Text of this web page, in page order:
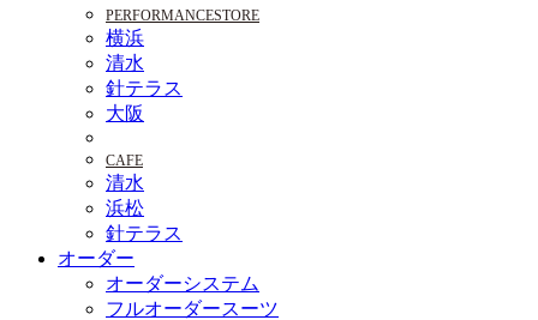
PERFORMANCESTORE
横浜
清水
針テラス
大阪
CAFE
清水
浜松
針テラス
オーダー
オーダーシステム
フルオーダースーツ